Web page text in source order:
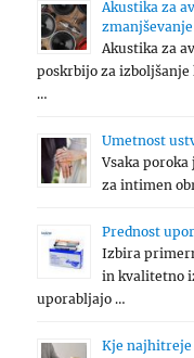
Akustika za
Akustika za
poskrbijo za
…
Umetnost
Vsaka poroka
za intimen
Prednost
Izbira
in kvalitetno
uporabljajo …
Kje